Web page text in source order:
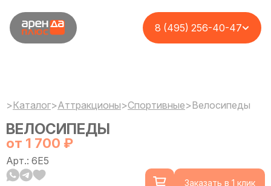
8 (495) 256-40-47
>Каталог>Аттракционы>Спортивные>Велосипеды
ВЕЛОСИПЕДЫ
от 1 700 ₽
Арт.: 6E5
Заказать в 1 клик